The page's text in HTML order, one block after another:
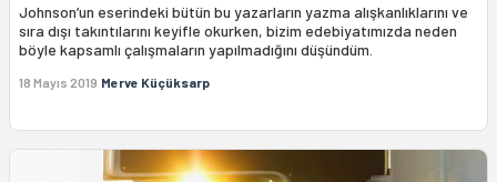
Johnson’un eserindeki bütün bu yazarların yazma alışkanlıklarını ve
sıra dışı takıntılarını keyifle okurken, bizim edebiyatımızda neden
böyle kapsamlı çalışmaların yapılmadığını düşündüm.
18 Mayıs 2019 Merve Küçüksarp